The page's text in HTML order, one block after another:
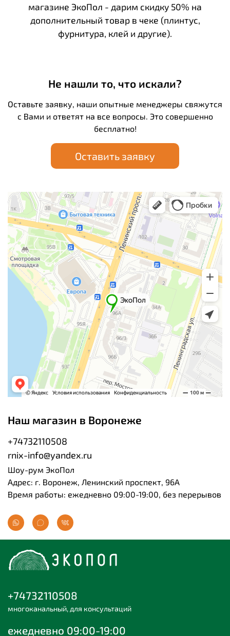
магазине ЭкоПол - дарим скидку 50% на
дополнительный товар в чеке (плинтус,
фурнитура, клей и другие).
Не нашли то, что искали?
Оставьте заявку, наши опытные менеджеры свяжутся
с Вами и ответят на все вопросы. Это совершенно
бесплатно!
Оставить заявку
Наш магазин в Воронеже
+74732110508
rnix-info@yandex.ru
Шоу-рум ЭкоПол
Адрес: г. Воронеж, Ленинский проспект, 96А
Время работы: ежедневно 09:00-19:00, без перерывов
+74732110508
многоканальный, для консультаций
ежедневно 09:00-19:00